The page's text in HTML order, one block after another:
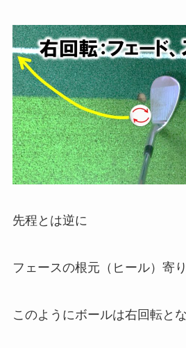
先程とは逆に
フェースの根元（ヒール）寄
このようにボールは右回転と